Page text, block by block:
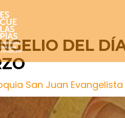
DEL
San Juan Evangelista